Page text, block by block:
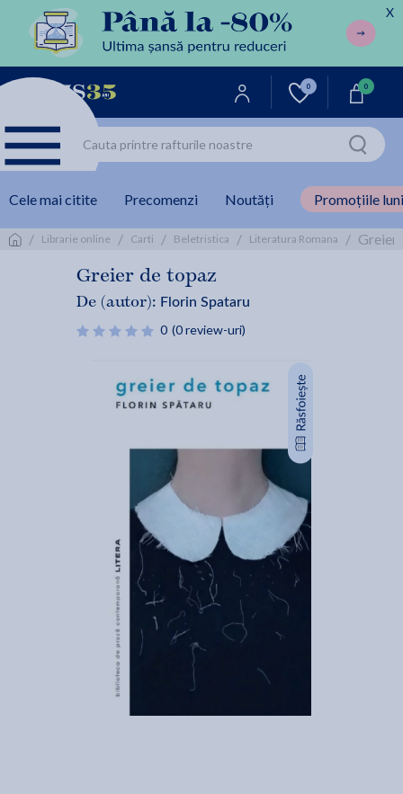
X
0 0
Cele mai citite Precomenzi Noutăți Promoțiile
/ Librarie online / Carti / Beletristica / Literatura Romana / Greier
Greier de topaz
De (autor): Florin Spataru
0 (0 review-uri)